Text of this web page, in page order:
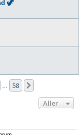
🦖
58
Aller